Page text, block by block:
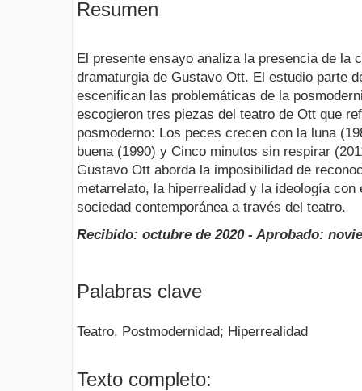
Resumen
El presente ensayo analiza la presencia de la
dramaturgia de Gustavo Ott. El estudio parte
escenifican las problemáticas de la
escogieron tres piezas del teatro de Ott que
posmoderno: Los peces crecen con la luna
buena (1990) y Cinco minutos sin respirar
Gustavo Ott aborda la imposibilidad de
metarrelato, la hiperrealidad y la ideología
sociedad contemporánea a través del teatro.
Recibido: octubre de 2020 - Aprobado:
Palabras clave
Teatro, Postmodernidad; Hiperrealidad
Texto completo: